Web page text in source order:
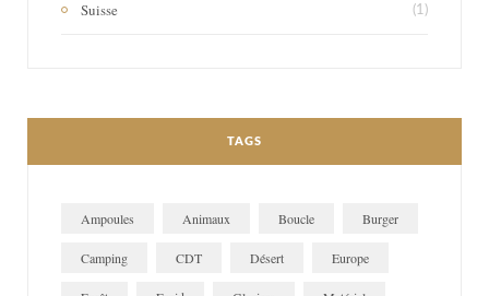
Suisse (1)
TAGS
Ampoules Animaux Boucle Burger
Camping CDT Désert Europe